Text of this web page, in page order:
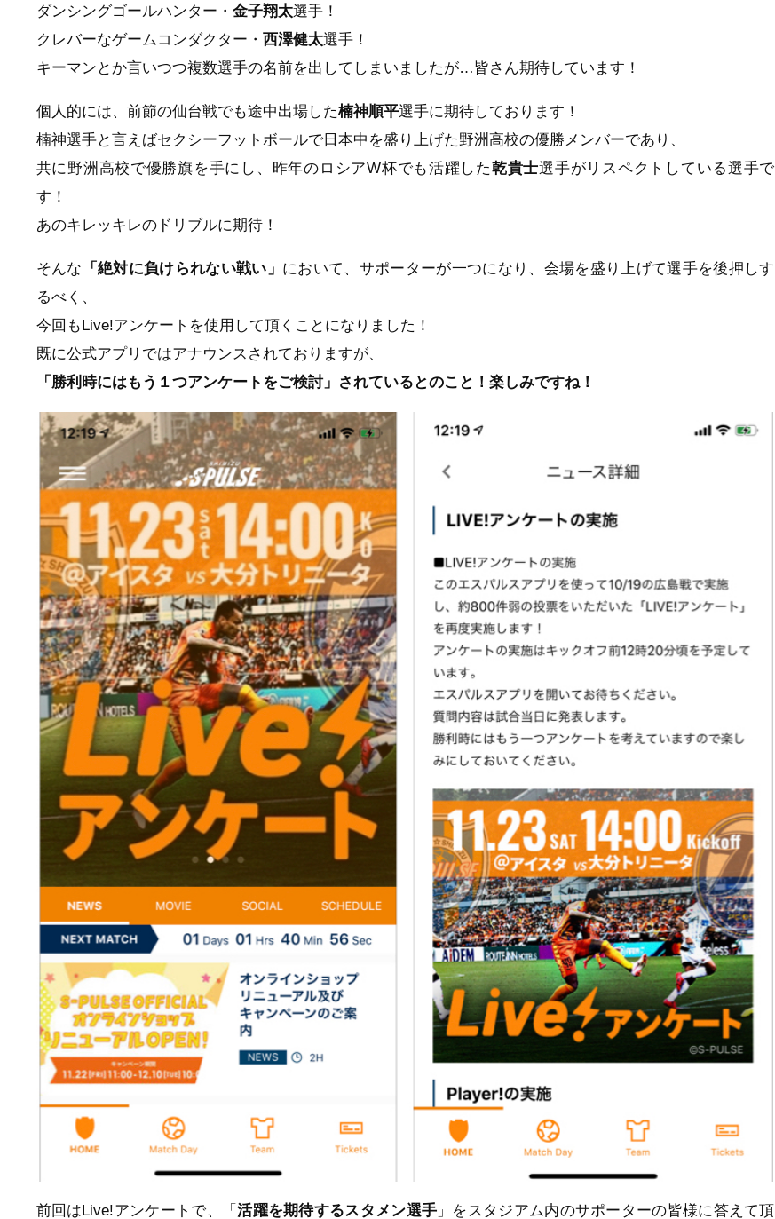
ダンシングゴールハンター・ 金子翔太選手！
クレバーなゲームコンダクター・ 西澤健太選手！
キーマンとか言いつつ複数選手の名前を出してしまいましたが…皆さん期待しています！
個人的には、前節の仙台戦でも途中出場した楠神順平選手に期待しております！
楠神選手と言えばセクシーフットボールで日本中を盛り上げた野洲高校の優勝メンバーであり、
共に野洲高校で優勝旗を手にし、昨年のロシアW杯でも活躍した乾貴士選手がリスペクトしている選手で
す！
あのキレッキレのドリブルに期待！
そんな 「絶対に負けられない戦い」 において、サポーターが一つになり、会場を盛り上げて選手を後押しす
るべく、
今回もLive!アンケートを使用して頂くことになりました！
既に公式アプリではアナウンスされておりますが、
「勝利時にはもう１つアンケートをご検討」されているとのこと！楽しみですね！
前回はLive!アンケートで、「活躍を期待するスタメン選手 」をスタジアム内のサポーターの皆様に答えて頂